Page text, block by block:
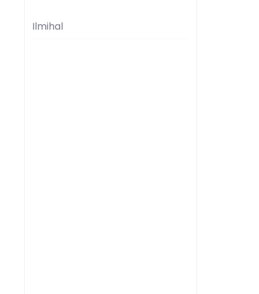
Ilmihal